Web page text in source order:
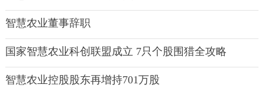
智慧农业董事辞职
国家智慧农业科创联盟成立 7只个股围猎全攻略
智慧农业控股股东再增持701万股